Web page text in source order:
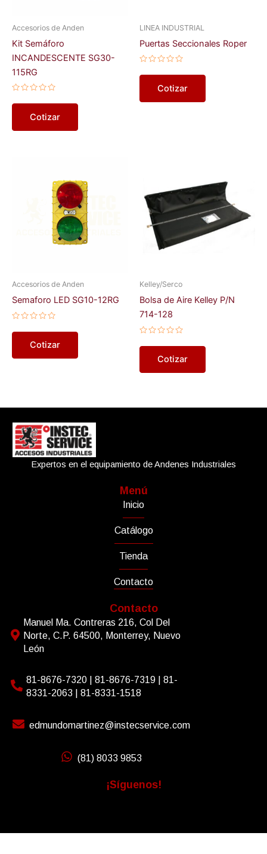
Accesorios de Anden
Kit Semáforo
INCANDESCENTE SG30-
115RG
en
Cotizar
LINEA INDUSTRIAL
Puertas Seccionales Roper
en
Cotizar
Accesorios de Anden
Semaforo LED SG10-12RG
en
Cotizar
Kelley/Serco
Bolsa de Aire Kelley P/N
714-128
en
Cotizar
Expertos en el equipamiento de Andenes Industriales
Menú
Inicio
Catálogo
Tienda
Contacto
Contacto
Manuel Ma. Contreras 216, Col Del
Norte, C.P. 64500, Monterrey, Nuevo
León
81-8676-7320 | 81-8676-7319 | 81-
8331-2063 | 81-8331-1518
edmundomartinez@instecservice.com
(81) 8033 9853
¡Síguenos!